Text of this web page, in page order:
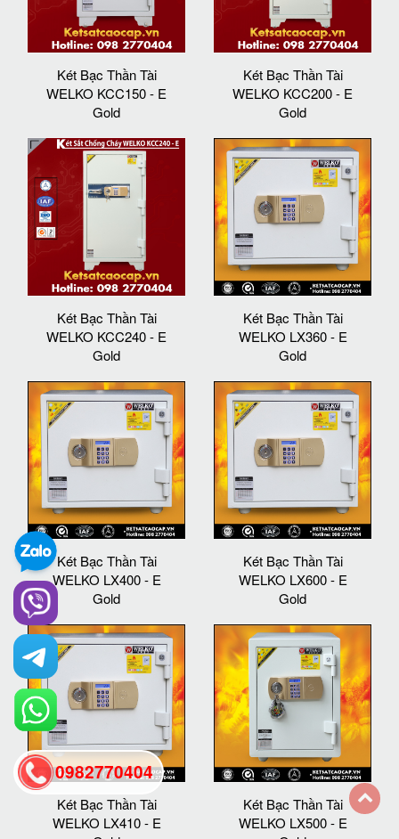
Két Bạc Thần Tài
WELKO KCC150 - E
Gold
Két Bạc Thần Tài
WELKO KCC200 - E
Gold
Két Bạc Thần Tài
WELKO KCC240 - E
Gold
Két Bạc Thần Tài
WELKO LX360 - E
Gold
Két Bạc Thần Tài
WELKO LX400 - E
Gold
Két Bạc Thần Tài
WELKO LX600 - E
Gold
Két Bạc Thần Tài
WELKO LX410 - E
Két Bạc Thần Tài
WELKO LX500 - E
0982770404